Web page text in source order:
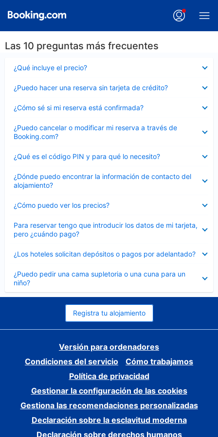
Las 10 preguntas más frecuentes
¿Qué incluye el precio?
cerrado
¿Puedo hacer una reserva sin tarjeta de crédito?
cerrado
¿Cómo sé si mi reserva está confirmada?
cerrado
¿Puedo cancelar o modificar mi reserva a través de
Booking.com?
cerrado
¿Qué es el código PIN y para qué lo necesito?
cerrado
¿Dónde puedo encontrar la información de contacto del
alojamiento?
cerrado
¿Cómo puedo ver los precios?
cerrado
Para reservar tengo que introducir los datos de mi tarjeta,
pero ¿cuándo pago?
cerrado
¿Los hoteles solicitan depósitos o pagos por adelantado?
cerrado
¿Puedo pedir una cama supletoria o una cuna para un
niño?
cerrado
Registra tu alojamiento
Versión para ordenadores
Condiciones del servicio
Cómo trabajamos
Política de privacidad
Gestionar la configuración de las cookies
Gestiona las recomendaciones personalizadas
Declaración sobre la esclavitud moderna
Declaración sobre derechos humanos